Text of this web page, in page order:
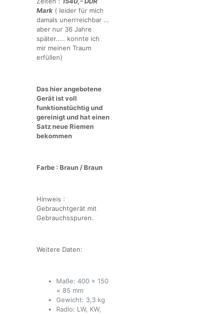
Mark ( leider für mich
damals unerrreichbar …
aber nur 36 Jahre
später….. konnte ich
mir meinen Traum
erfüllen)
Das hier angebotene
Gerät ist voll
funktionstüchtig und
gereinigt und hat einen
Satz neue Riemen
bekommen
Farbe : Braun / Braun
Hinweis :
Gebrauchtgerät mit
Gebrauchsspuren.
Weitere Daten:
Maße: 400 × 150
× 85 mm
Gewicht: 3,3 kg
Radio: LW, KW,